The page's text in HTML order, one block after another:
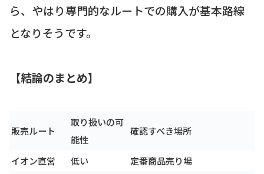
ら、やはり専門的なルートでの購入が基本路線
となりそうです。
【結論のまとめ】
販売ルート
取り扱いの可
能性
確認すべき場所
イオン直営 低い
定番商品売り場